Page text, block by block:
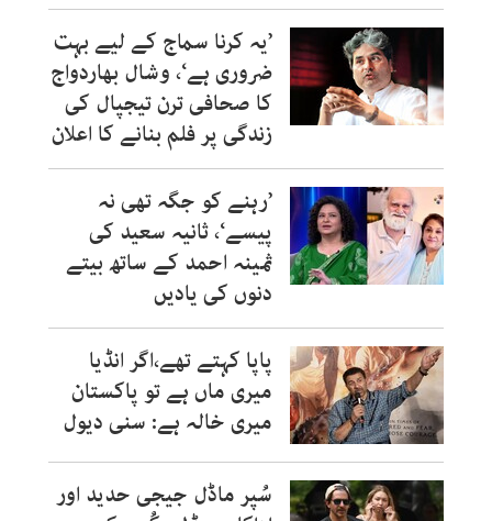
’یہ کرنا سماج کے لیے بہت
ضروری ہے‘، وشال بھاردواج
کا صحافی ترن تیجپال کی
زندگی پر فلم بنانے کا اعلان
’رہنے کو جگہ تھی نہ
پیسے‘، ثانیہ سعید کی
ثمینہ احمد کے ساتھ بیتے
دنوں کی یادیں
پاپا کہتے تھے،اگر انڈیا
میری ماں ہے تو پاکستان
میری خالہ ہے: سنی دیول
سُپر ماڈل جیجی حدید اور